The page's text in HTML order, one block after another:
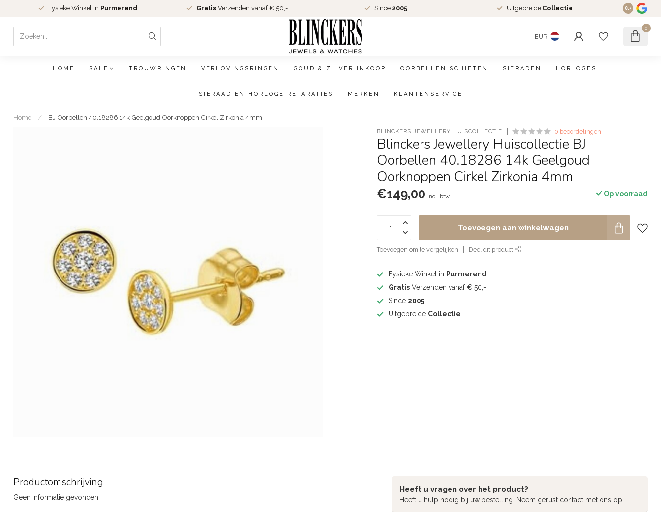
Fysieke Winkel in Purmerend GratisVerzenden vanaf € 50,- Since 2005 Uitgebreide Collectie 8.5
EUR
0
HOME SALE TROUWRINGEN VERLOVINGSRINGEN GOUD & ZILVER INKOOP OORBELLEN SCHIETEN SIERADEN HORLOGES
SIERAAD EN HORLOGE REPARATIES MERKEN KLANTENSERVICE
Home / BJ Oorbellen 40.18286 14k Geelgoud Oorknoppen Cirkel Zirkonia 4mm
BLINCKERS JEWELLERY HUISCOLLECTIE 0 beoordelingen
Blinckers Jewellery Huiscollectie BJ
Oorbellen 40.18286 14k Geelgoud
Oorknoppen Cirkel Zirkonia 4mm
€149,00 Incl. btw Op voorraad
Toevoegen aan winkelwagen
Toevoegen om te vergelijken Deel dit product
Fysieke Winkel in Purmerend
Gratis Verzenden vanaf € 50,-
Since 2005
Uitgebreide Collectie
Productomschrijving
Geen informatie gevonden
Heeft u vragen over het product?
Heeft u hulp nodig bij uw bestelling. Neem gerust contact met ons op!